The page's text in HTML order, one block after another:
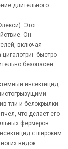
длительного
Этот
Он
включая
быстро
безопасен
инсектицид,
тли и белокрылки.
что делает его
фермеров.
с широким
видов